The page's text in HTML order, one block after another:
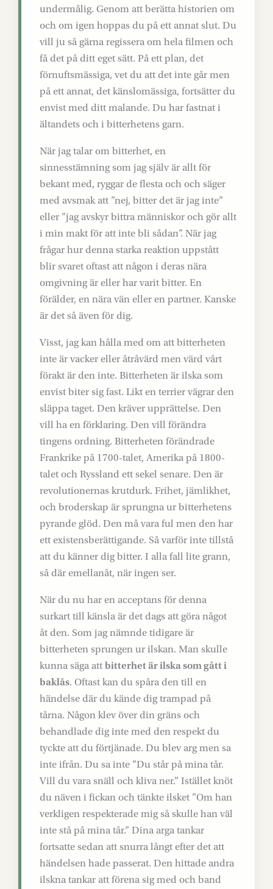
undermålig. Genom att berätta historien om
och om igen hoppas du på ett annat slut. Du
vill ju så gärna regissera om hela filmen och
få det på ditt eget sätt. På ett plan, det
förnuftsmässiga, vet du att det inte går men
på ett annat, det känslomässiga, fortsätter du
envist med ditt malande. Du har fastnat i
ältandets och i bitterhetens garn.
När jag talar om bitterhet, en
sinnesstämning som jag själv är allt för
bekant med, ryggar de flesta och och säger
med avsmak att ”nej, bitter det är jag inte”
eller ”jag avskyr bittra människor och gör allt
i min makt för att inte bli sådan”. När jag
frågar hur denna starka reaktion uppstått
blir svaret oftast att någon i deras nära
omgivning är eller har varit bitter. En
förälder, en nära vän eller en partner. Kanske
är det så även för dig.
Visst, jag kan hålla med om att bitterheten
inte är vacker eller åtråvärd men värd vårt
förakt är den inte. Bitterheten är ilska som
envist biter sig fast. Likt en terrier vägrar den
släppa taget. Den kräver upprättelse. Den
vill ha en förklaring. Den vill förändra
tingens ordning. Bitterheten förändrade
Frankrike på 1700-talet, Amerika på 1800-
talet och Ryssland ett sekel senare. Den är
revolutionernas krutdurk. Frihet, jämlikhet,
och broderskap är sprungna ur bitterhetens
pyrande glöd. Den må vara ful men den har
ett existensberättigande. Så varför inte tillstå
att du känner dig bitter. I alla fall lite grann,
så där emellanåt, när ingen ser.
När du nu har en acceptans för denna
surkart till känsla är det dags att göra något
åt den. Som jag nämnde tidigare är
bitterheten sprungen ur ilskan. Man skulle
kunna säga att bitterhet är ilska som gått i
baklås. Oftast kan du spåra den till en
händelse där du kände dig trampad på
tårna. Någon klev över din gräns och
behandlade dig inte med den respekt du
tyckte att du förtjänade. Du blev arg men sa
inte ifrån. Du sa inte ”Du står på mina tår.
Vill du vara snäll och kliva ner.” Istället knöt
du näven i fickan och tänkte ilsket ”Om han
verkligen respekterade mig så skulle han väl
inte stå på mina tår.” Dina arga tankar
fortsatte sedan att snurra långt efter det att
händelsen hade passerat. Den hittade andra
ilskna tankar att förena sig med och band